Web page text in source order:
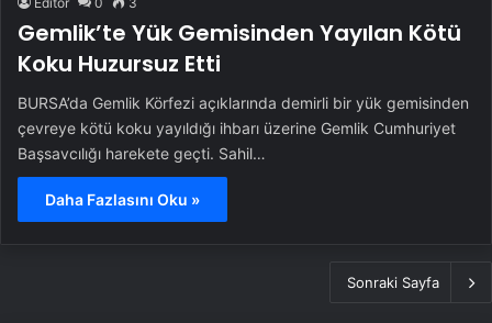
Gemlik’te Yük Gemisinden Yayılan Kötü
Koku Huzursuz Etti
BURSA’da Gemlik Körfezi açıklarında demirli bir yük gemisinden
çevreye kötü koku yayıldığı ihbarı üzerine Gemlik Cumhuriyet
Başsavcılığı harekete geçti. Sahil…
Daha Fazlasını Oku »
Sonraki Sayfa